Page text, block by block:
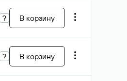
? В корзину
? В корзину